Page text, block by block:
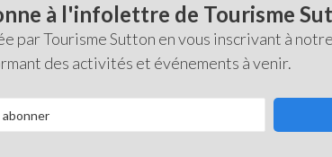
à l'infolettre de Tourisme
par Tourisme Sutton en vous inscrivant à
des activités et événements à venir.